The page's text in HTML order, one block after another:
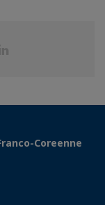
Coreenne